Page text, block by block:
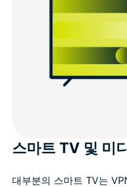
스마트 TV 및 미
대부분의 스마트 TV는